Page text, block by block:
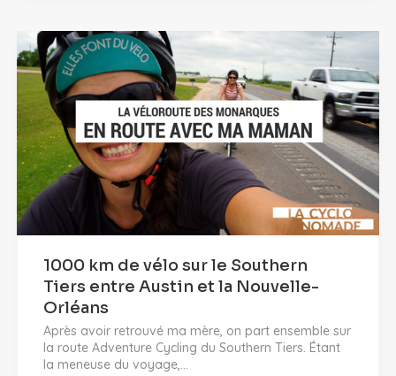
1000 km de vélo sur le Southern
Tiers entre Austin et la Nouvelle-
Orléans
Après avoir retrouvé ma mère, on part ensemble sur
la route Adventure Cycling du Southern Tiers. Étant
la meneuse du voyage,...